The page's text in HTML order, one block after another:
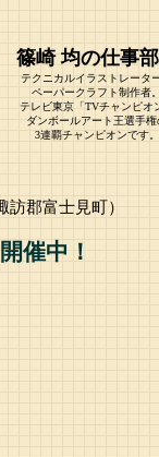
篠崎 均の仕事
テクニカルイラストレータ
ペーパークラフト制作者
テレビ東京「TVチャンピオ
ダンボールアート王選手権
3連覇チャンピオンです。
訪郡富士見町）
催中！